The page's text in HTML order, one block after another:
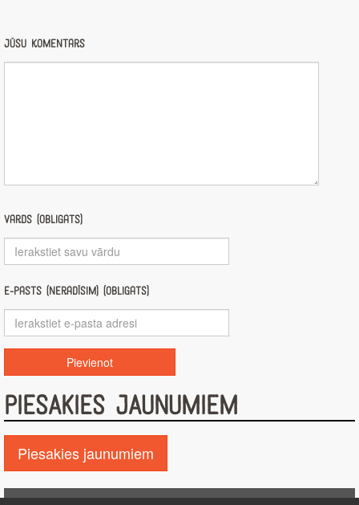
Jūsu komentārs
Vārds (obligāts)
E-pasts (nerādīsim) (obligāts)
PIESAKIES JAUNUMIEM
Piesakies jaunumiem